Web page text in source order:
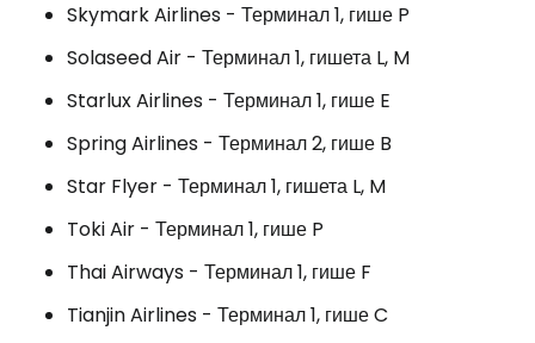
Skymark Airlines - Терминал 1, гише P
Solaseed Air - Терминал 1, гишета L, M
Starlux Airlines - Терминал 1, гише E
Spring Airlines - Терминал 2, гише B
Star Flyer - Терминал 1, гишета L, M
Toki Air - Терминал 1, гише P
Thai Airways - Терминал 1, гише F
Tianjin Airlines - Терминал 1, гише C